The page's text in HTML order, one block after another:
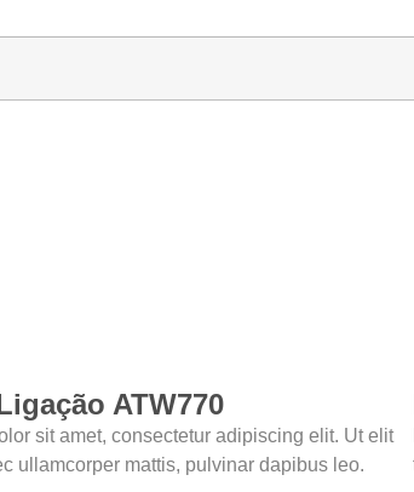
ATW770
sit amet, consectetur adipiscing elit. Ut elit
ullamcorper mattis, pulvinar dapibus leo.